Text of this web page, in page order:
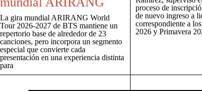
La gira mundial ARIRANG World
Tour 2026-2027 de BTS mantiene un
repertorio base de alrededor de 23
canciones, pero incorpora un segmento
especial que convierte cada
presentación en una experiencia distinta
para
proceso de
de nuevo ingreso a
correspondiente a
2026 y Primavera